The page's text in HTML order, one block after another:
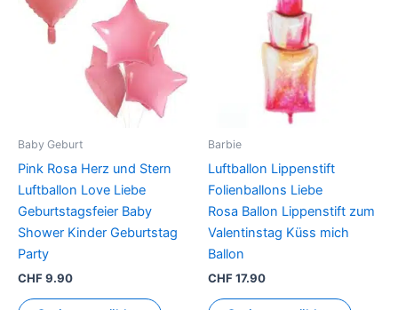
Baby Geburt
Pink Rosa Herz und Stern
Luftballon Love Liebe
Geburtstagsfeier Baby
Shower Kinder Geburtstag
Party
CHF9.90
mehrere
Varianten
auf.
Die
Optionen
der
Produktseite
werden
Barbie
Luftballon Lippenstift
Folienballons Liebe
Rosa Ballon Lippenstift zum
Valentinstag Küss mich
Ballon
CHF17.90